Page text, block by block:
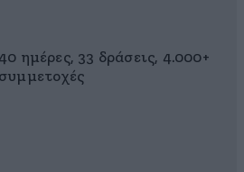
40 ημέρες, 33 δράσεις, 4.000+
συμμετοχές